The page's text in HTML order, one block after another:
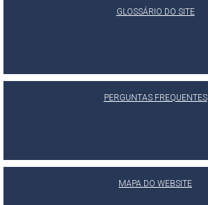
GLOSSÁRIO DO SITE
PERGUNTAS FREQUENTES
MAPA DO WEBSITE